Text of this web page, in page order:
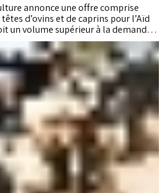
annonce une offre comprise
d’ovins et de caprins pour l’Aïd
un volume supérieur à la demande
6 et 7 millions. Les autorités
l’état sanitaire du cheptel est
opérations de contrôle vétérinaire
temporaires ont été renforcées